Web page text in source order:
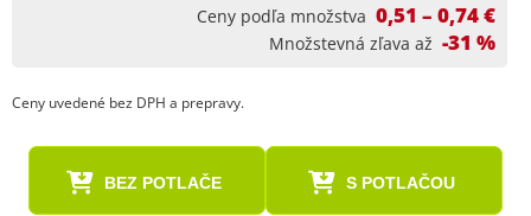
Ceny podľa množstva 0,51 – 0,74 €
Množstevná zľava až -31 %
Ceny uvedené bez DPH a prepravy.
BEZ POTLAČE S POTLAČOU